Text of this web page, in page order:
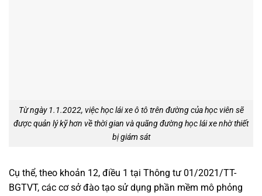
Từ ngày 1.1.2022, việc học lái xe ô tô trên đường của học viên sẽ
được quản lý kỹ hơn về thời gian và quãng đường học lái xe nhờ thiết
bị giám sát
Cụ thể, theo khoản 12, điều 1 tại Thông tư 01/2021/TT-
BGTVT, các cơ sở đào tạo sử dụng phần mềm mô phỏng